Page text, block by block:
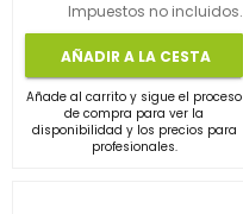
Impuestos no incluidos.
AÑADIR A LA CESTA
Añade al carrito y sigue el proceso
de compra para ver la
disponibilidad y los precios para
profesionales.